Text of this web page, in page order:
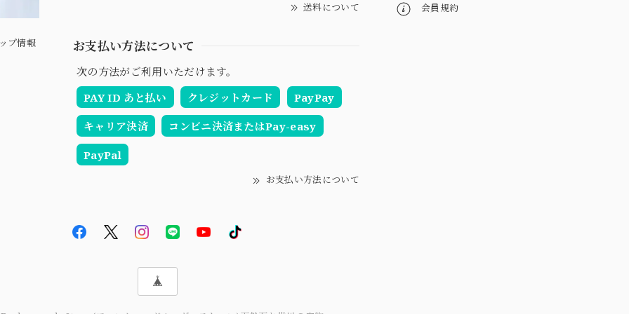
プ情報
送料について
お支払い方法について
次の方法がご利用いただけます。
PAY ID あと払い
クレジットカード PayPay
キャリア決済 コンビニ決済またはPay-easy
PayPal
お支払い方法について
会員規約